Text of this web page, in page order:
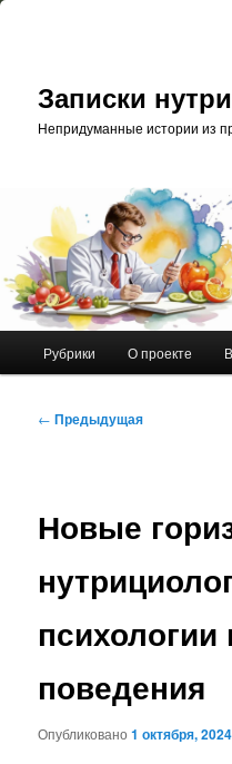
Перейти
Записки
Непридуманные истории из
Рубрики О проекте
Навигация
← Предыдущая
Новые
поведения
Опубликовано1 октября, 2024